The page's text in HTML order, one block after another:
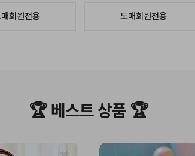
회원전용 도매회원전용
🏆 베스트 상품 🏆